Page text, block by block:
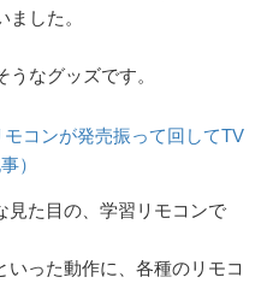
ました。
うなグッズです。
モコンが発売振って回してTV
）
見た目の、学習リモコンで
いった動作に、各種のリモコ